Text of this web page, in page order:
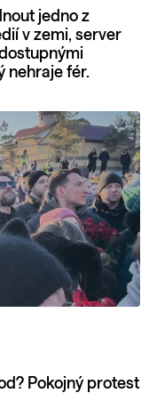
jedno z
v zemi, server
nehraje fér.
Pokojný protest